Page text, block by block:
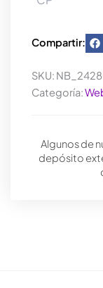
Compartir:
SKU:
Categoría:
Algunos de
depósito